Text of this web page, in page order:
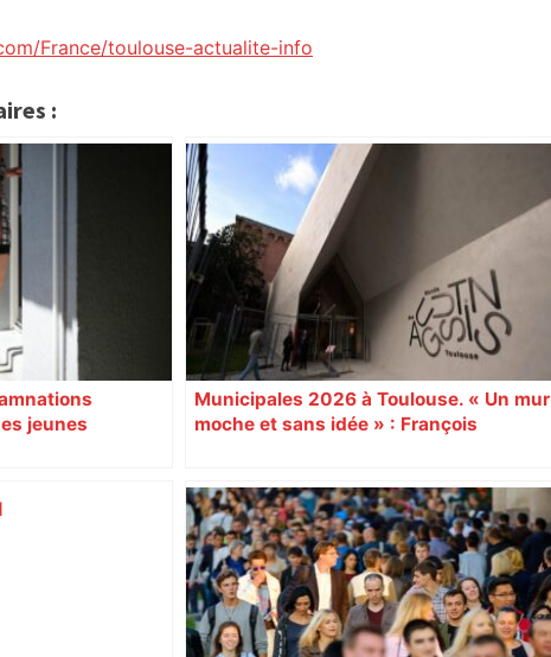
France/toulouse-actualite-info
:
jeunes
Municipales 2026 à Toulouse. « Un mur
moche et sans idée » : François
Augustins